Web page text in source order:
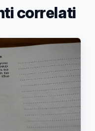
correlati